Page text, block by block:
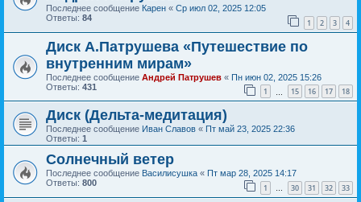
Последнее сообщение Карен « Ср июл 02, 2025 12:05
Ответы: 84 1 2 3 4
Диск А.Патрушева «Путешествие по
внутренним мирам»
Последнее сообщение Андрей Патрушев « Пн июн 02, 2025 15:26
Ответы: 431 1 15 16 17 18
Диск (Дельта-медитация)
Последнее сообщение Иван Славов « Пт май 23, 2025 22:36
Ответы: 1
Солнечный ветер
Последнее сообщение Василисушка « Пт мар 28, 2025 14:17
Ответы: 800 1 … 30 31 32 33